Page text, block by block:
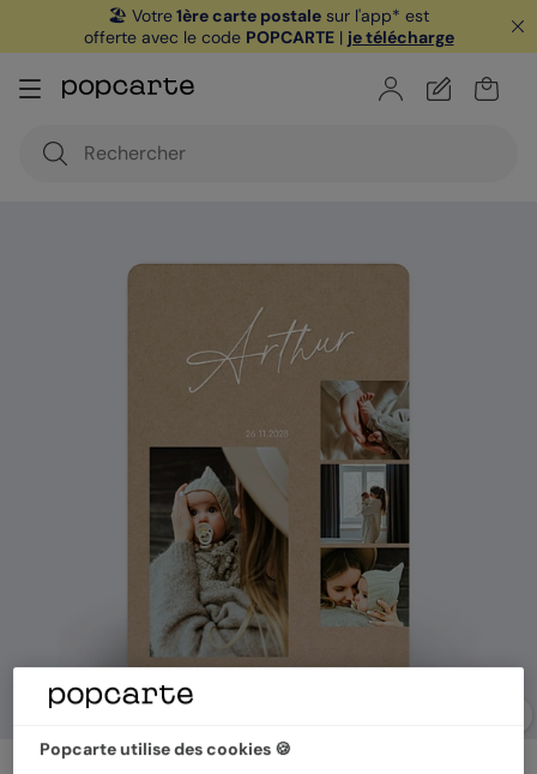
🏖️ Votre1ère carte postale sur l'app* est
offerte avec le code POPCARTE| je télécharge
Popcarte utilise des cookies 🍪